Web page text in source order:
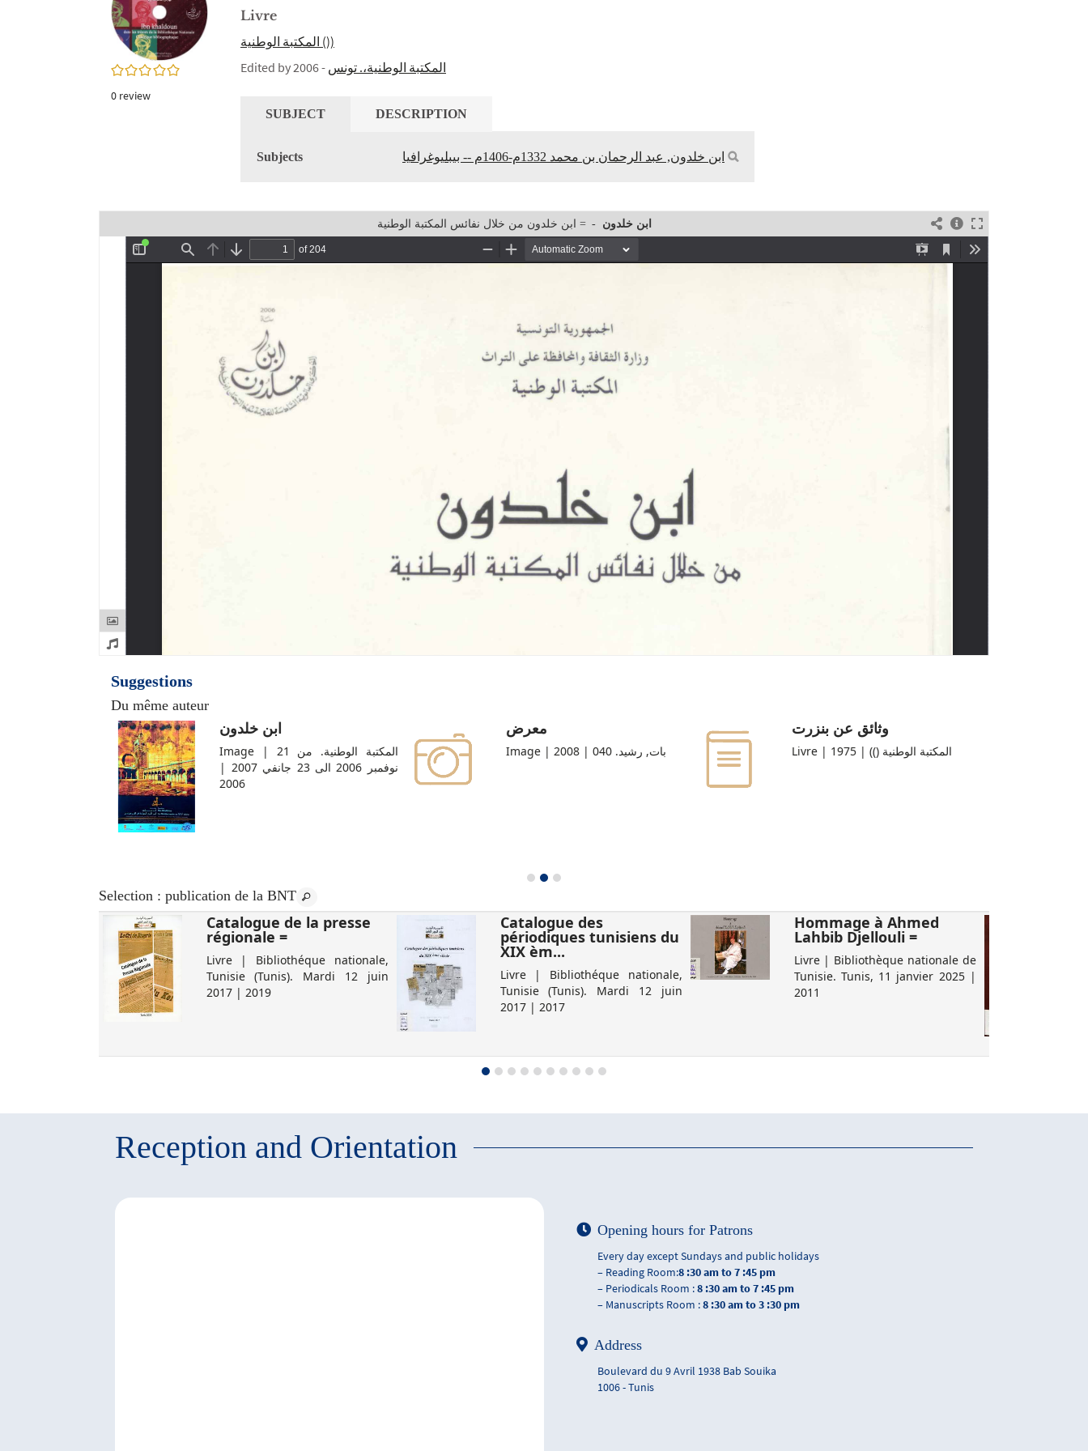
0/5
0 review
Livre
المكتبة الوطنية ())
Edited by
المكتبة الوطنية،. تونس - 2006
SUBJECT DESCRIPTION
Subjects ابن خلدون, عبد الرحمان بن محمد 1332م-1406م -- بيبليوغرافيا
ابن خلدون من خلال نفائس المكتبة الوطنية = - ابن خلدون
Suggestions
Du même auteur
معرض
Image | بات, رشيد. 040 | 2008
وثائق عن بنزرت
Livre | المكتبة الوطنية ()) | 1975
ابن خلدون
Image | المكتبة الوطنية. من 21
نوفمبر 2006 الى 23 جانفي 2007 |
2006
Selection : publication de la BNT
Catalogue de la presse
régionale =
Livre | Bibliothéque nationale,
Tunisie (Tunis). Mardi 12 juin
2017 | 2019
Catalogue des
périodiques tunisiens du
XIX èm...
Livre | Bibliothéque nationale,
Tunisie (Tunis). Mardi 12 juin
2017 | 2017
Hommage à Ahmed
Lahbib Djellouli =
Livre | Bibliothèque nationale de
Tunisie. Tunis, 11 janvier 2025 |
2011
Reception and Orientation
Opening hours for Patrons
Every day except Sundays and public holidays
– Reading Room:8 :30 am to 7 :45 pm
– Periodicals Room :8 :30 am to 7 :45 pm
– Manuscripts Room :8 :30 am to 3 :30 pm
Address
Boulevard du 9 Avril 1938 Bab Souika
1006 - Tunis